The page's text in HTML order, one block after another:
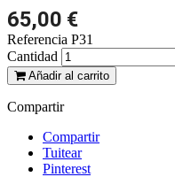
65,00 €
Referencia P31
Cantidad
Añadir al carrito
Compartir
Compartir
Tuitear
Pinterest